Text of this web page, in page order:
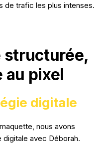
de trafic les plus intenses.
structurée,
au pixel
digitale
nous avons
digitale avec Déborah.